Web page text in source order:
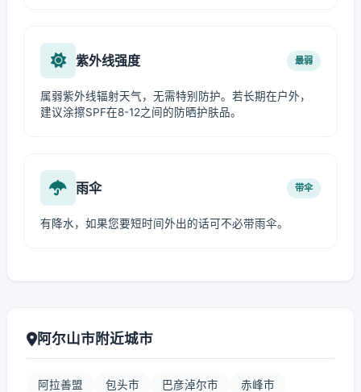
紫外线强度 最弱
属弱紫外线辐射天气，无需特别防护。若长期在户外，
建议涂擦SPF在8-12之间的防晒护肤品。
雨伞 带伞
有降水，如果您要短时间外出的话可不必带雨伞。
阿尔山市附近城市
阿拉善盟 包头市 巴彦淖尔市 赤峰市